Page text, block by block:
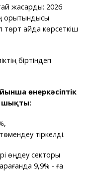
жақсарды: 2026
қорытындысы
төрт айда көрсеткіш
біртіндеп
өнеркәсіптік
шықты:
тіркелді.
өңдеу секторы
9,9% - ға